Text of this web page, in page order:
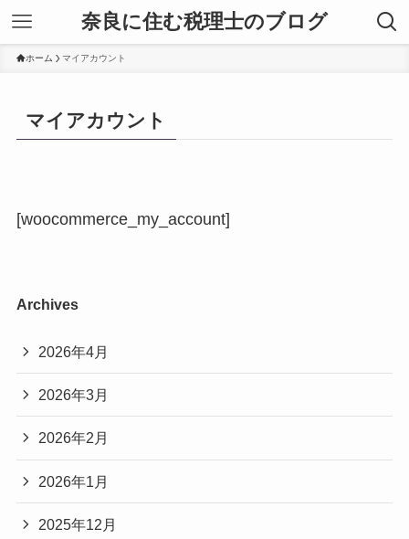
奈良に住む税理士のブログ
ホーム マイアカウント
マイアカウント
[woocommerce_my_account]
Archives
2026年4月
2026年3月
2026年2月
2026年1月
2025年12月